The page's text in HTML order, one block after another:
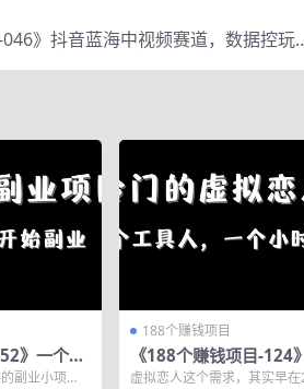
046》抖音蓝海中视频赛道，数据控玩
》一个日
机即可开
副业小项
188个赚钱项目
《188个赚钱项目-124
虚拟恋人项目，当个工
虚拟恋人这个需求，其实早在